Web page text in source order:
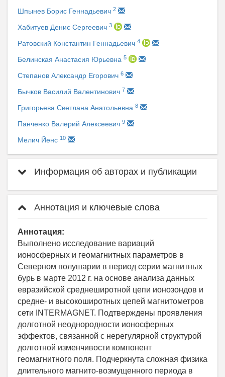
Шпынев Борис Геннадьевич 2
Хабитуев Денис Сергеевич 3
Ратовский Константин Геннадьевич 4
Белинская Анастасия Юрьевна 5
Степанов Александр Егорович 6
Бычков Василий Валентинович 7
Григорьева Светлана Анатольевна 8
Панченко Валерий Алексеевич 9
Мелич Йенс 10
Информация об авторах и публикации
Аннотация и ключевые слова
Аннотация:
Выполнено исследование вариаций
ионосферных и геомагнитных параметров в
Северном полушарии в период серии магнитных
бурь в марте 2012 г. на основе анализа данных
евразийской среднеширотной цепи ионозондов и
средне- и высокоширотных цепей магнитометров
сети INTERMAGNET. Подтверждены проявления
долготной неоднородности ионосферных
эффектов, связанной с нерегулярной структурой
долготной изменчивости компонент
геомагнитного поля. Подчеркнута сложная физика
длительного магнито-возмущенного периода в